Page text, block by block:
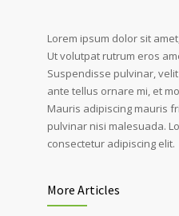
Lorem ipsum dolor sit
Ut volutpat rutrum eros
Suspendisse pulvinar,
ante tellus ornare mi, et
Mauris adipiscing mauris
pulvinar nisi malesuada.
consectetur adipiscing elit.
More Articles